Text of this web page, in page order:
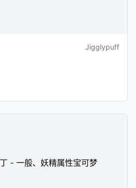
Jigglypuff